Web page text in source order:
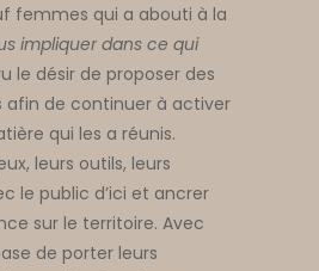
femmes qui a abouti à la
impliquer dans ce qui
le désir de proposer des
afin de continuer à activer
qui les a réunis.
leurs outils, leurs
le public d’ici et ancrer
sur le territoire. Avec
de porter leurs